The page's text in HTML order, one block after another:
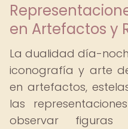
en Artefactos y
La dualidad día-
iconografía y arte
en artefactos,
las
observar figuras